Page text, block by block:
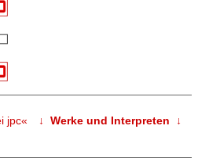
jpc« ↓ Werke und Interpreten ↓